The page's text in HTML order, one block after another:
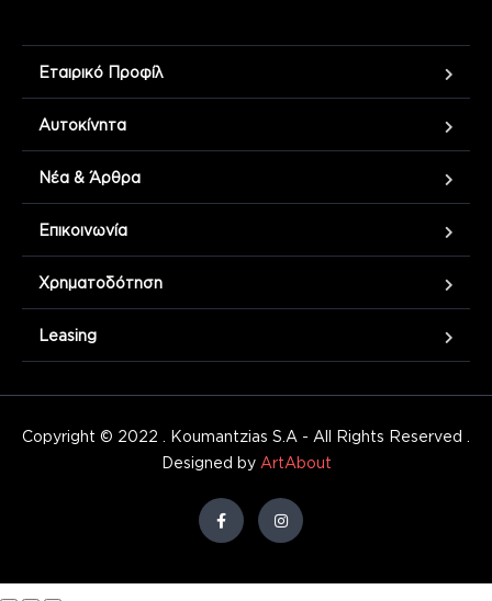
Εταιρικό Προφίλ
Αυτοκίνητα
Νέα & Άρθρα
Επικοινωνία
Χρηματοδότηση
Leasing
Copyright © 2022 . Koumantzias S.A - All Rights Reserved .
Designed by ArtAbout